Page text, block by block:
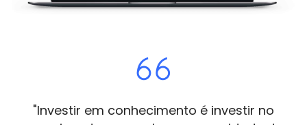
"Investir em conhecimento é investir no